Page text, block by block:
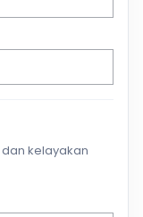
kelayakan